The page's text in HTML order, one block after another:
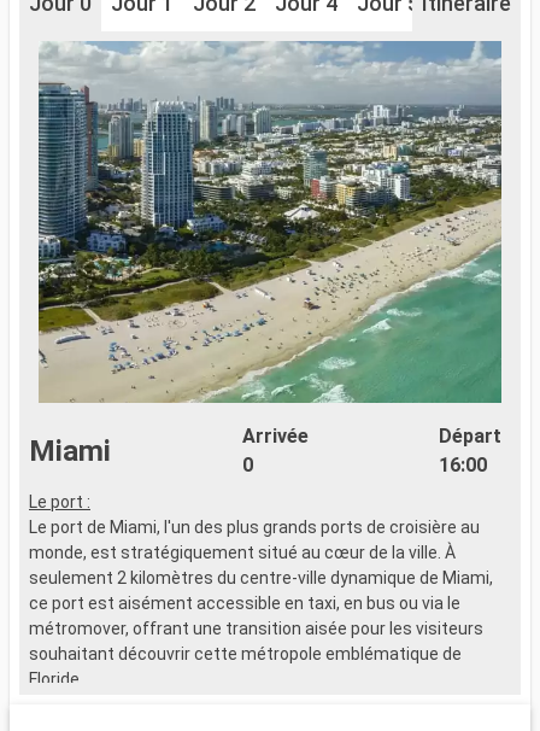
Miami
Arrivée
0
Départ
16:00
Le port :
Le port de Miami, l'un des plus grands ports de croisière au
monde, est stratégiquement situé au cœur de la ville. À
seulement 2 kilomètres du centre-ville dynamique de Miami,
ce port est aisément accessible en taxi, en bus ou via le
métromover, offrant une transition aisée pour les visiteurs
souhaitant découvrir cette métropole emblématique de
Floride.